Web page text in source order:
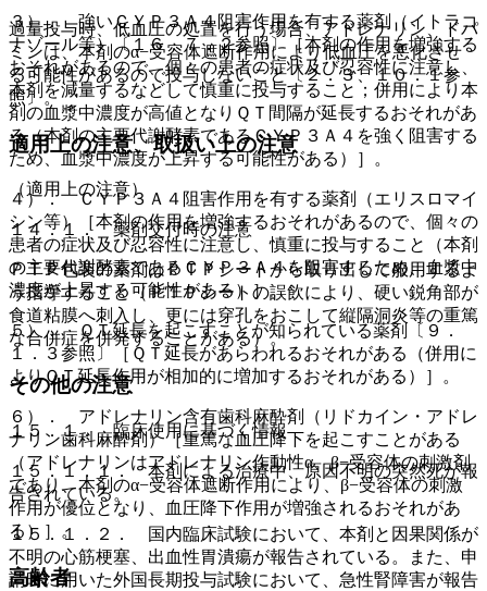
過量投与時、低血圧の処置を行う場合、アドレナリン、ドパ
ミンは、本剤のα−受容体遮断作用により低血圧を悪化させ
る可能性があるので投与しないこと〔２．３、１０．１参
照〕。
適用上の注意、取扱い上の注意
（適用上の注意）
１４．１． 薬剤交付時の注意
ＰＴＰ包装の薬剤はＰＴＰシートから取り出して服用するよ
う指導すること（ＰＴＰシートの誤飲により、硬い鋭角部が
食道粘膜へ刺入し、更には穿孔をおこして縦隔洞炎等の重篤
な合併症を併発することがある）。
その他の注意
１５．１． 臨床使用に基づく情報
１５．１．１． 本剤による治療中、原因不明の突然死が報
告されている。
１５．１．２． 国内臨床試験において、本剤と因果関係が
不明の心筋梗塞、出血性胃潰瘍が報告されている。また、申
請時に用いた外国長期投与試験において、急性腎障害が報告
３）． 強いＣＹＰ３Ａ４阻害作用を有する薬剤（イトラコ
ナゾール等）〔１６．７．２参照〕［本剤の作用を増強する
おそれがあるので、個々の患者の症状及び忍容性に注意し、
本剤を減量するなどして慎重に投与すること；併用により本
剤の血漿中濃度が高値となりＱＴ間隔が延長するおそれがあ
る（本剤の主要代謝酵素であるＣＹＰ３Ａ４を強く阻害する
ため、血漿中濃度が上昇する可能性がある）］。
４）． ＣＹＰ３Ａ４阻害作用を有する薬剤（エリスロマイ
シン等）［本剤の作用を増強するおそれがあるので、個々の
患者の症状及び忍容性に注意し、慎重に投与すること（本剤
の主要代謝酵素であるＣＹＰ３Ａ４を阻害するため、血漿中
濃度が上昇する可能性がある）］。
５）． ＱＴ延長を起こすことが知られている薬剤〔９．
１．３参照〕［ＱＴ延長があらわれるおそれがある（併用に
よりＱＴ延長作用が相加的に増加するおそれがある）］。
６）． アドレナリン含有歯科麻酔剤（リドカイン・アドレ
ナリン歯科麻酔剤）［重篤な血圧降下を起こすことがある
（アドレナリンはアドレナリン作動性α、β−受容体の刺激剤
であり、本剤のα−受容体遮断作用により、β−受容体の刺激
作用が優位となり、血圧降下作用が増強されるおそれがあ
る）］。
高齢者